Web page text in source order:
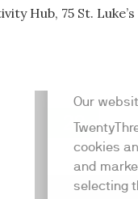
Hub, 75 St.